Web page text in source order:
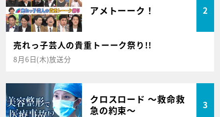
アメトーーク！ 2
売れっ子芸人の貴重トーーク祭り!!
8月6日(木)放送分
クロスロード ～救命救
急の約束～
3